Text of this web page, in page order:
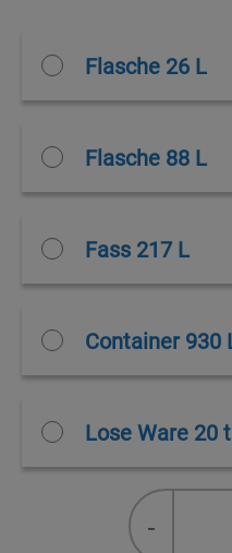
Flasche 26 L
Flasche 88 L
Fass 217 L
Container 930
Lose Ware 20 t
NOVEXPANS™
cyclopentan/-